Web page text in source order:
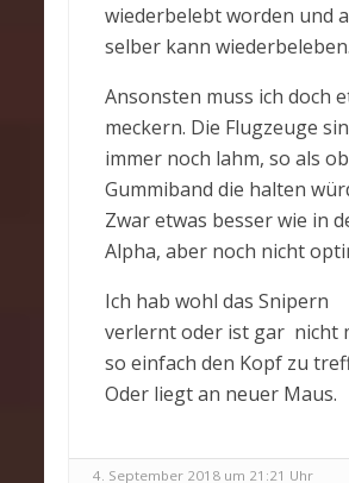
wiederbelebt worden und
selber kann wiederbeleben.
Ansonsten muss ich doch
meckern. Die Flugzeuge
immer noch lahm, so als
Gummiband die halten
Zwar etwas besser wie in
Alpha, aber noch nicht
Ich hab wohl das Snipern
verlernt oder ist gar nicht
so einfach den Kopf zu
Oder liegt an neuer Maus.
4. September 2018 um 21:21 Uhr